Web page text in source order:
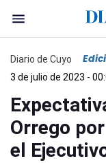
Diario de Cuyo
3 de julio de 2023 -
Orrego
el